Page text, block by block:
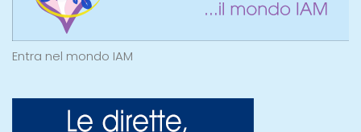
Entra nel mondo IAM